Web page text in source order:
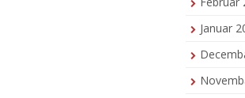
Januar